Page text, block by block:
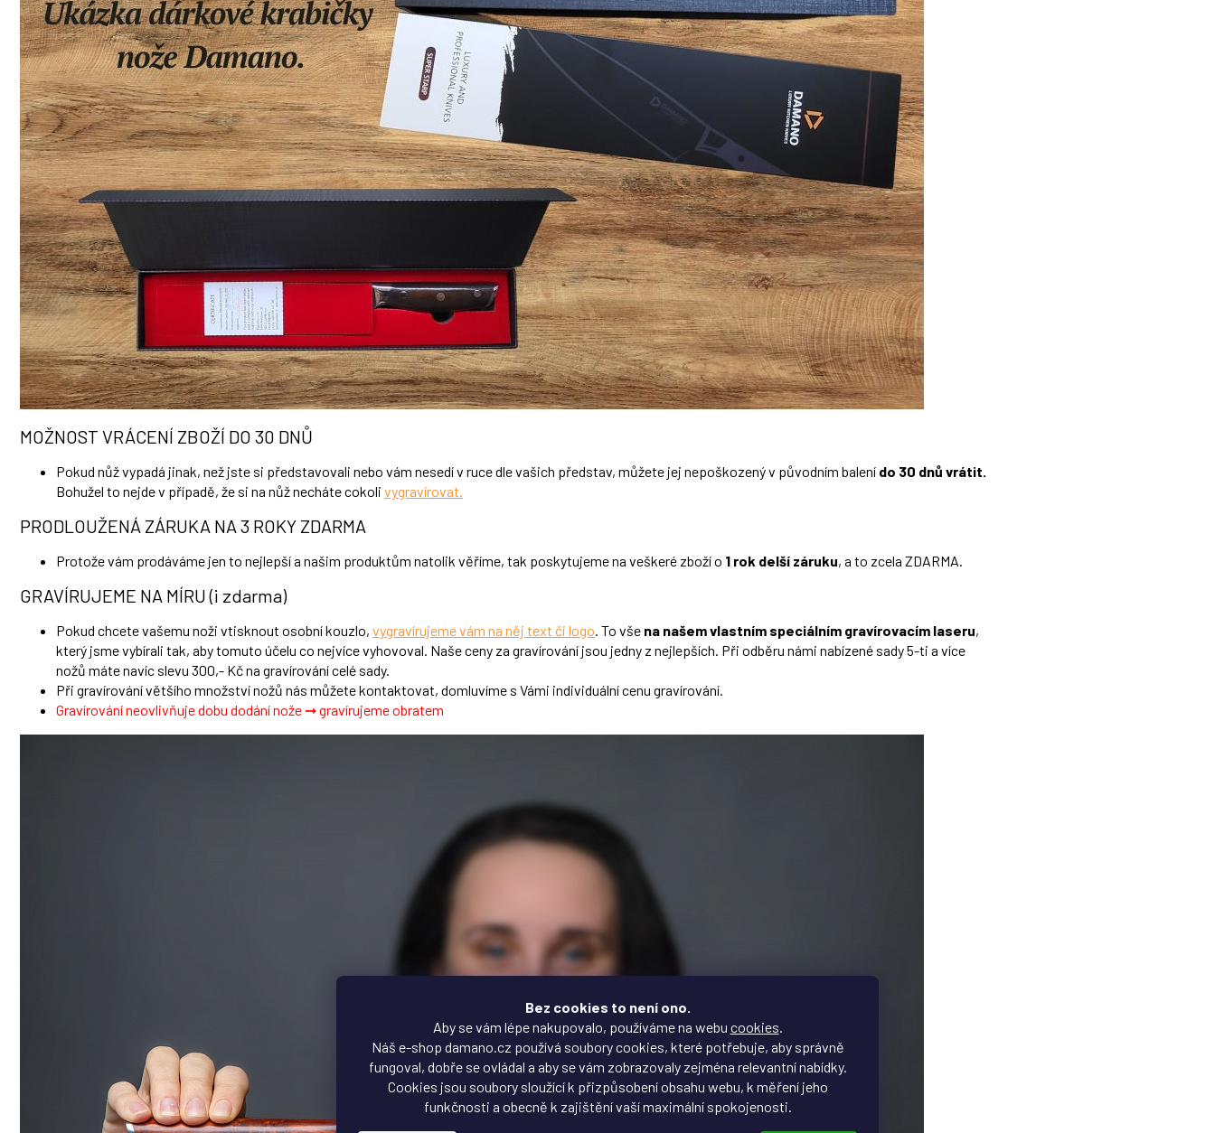
Bez cookies to není ono.
Aby se vám lépe nakupovalo, používáme na webu cookies.
Náš e-shop damano.cz používá soubory cookies, které potřebuje, aby správně
fungoval, dobře se ovládal a aby se vám zobrazovaly zejména relevantní nabídky.
Cookies jsou soubory sloužící k přizpůsobení obsahu webu, k měření jeho
funkčnosti a obecně k zajištění vaší maximální spokojenosti.
MOŽNOST VRÁCENÍ ZBOŽÍ DO 30 DNŮ
Pokud nůž vypadá jinak, než jste si představovali nebo vám nesedí v ruce dle vašich představ, můžete jej nepoškozený v původním balení do 30 dnů vrátit.
Bohužel to nejde v případě, že si na nůž necháte cokoli vygravírovat.
PRODLOUŽENÁ ZÁRUKA NA 3 ROKY ZDARMA
Protože vám prodáváme jen to nejlepší a našim produktům natolik věříme, tak poskytujeme na veškeré zboží o 1 rok delší záruku, a to zcela ZDARMA.
GRAVÍRUJEME NA MÍRU (i zdarma)
Pokud chcete vašemu noži vtisknout osobní kouzlo, vygravírujeme vám na něj text či logo. To vše na našem vlastním speciálním gravírovacím laseru,
který jsme vybírali tak, aby tomuto účelu co nejvíce vyhovoval. Naše ceny za gravírování jsou jedny z nejlepších. Při odběru námi nabízené sady 5-ti a více
nožů máte navíc slevu 300,- Kč na gravírování celé sady.
Při gravírování většího množství nožů nás můžete kontaktovat, domluvíme s Vámi individuální cenu gravírování.
Gravírování neovlivňuje dobu dodání nože ➞ gravírujeme obratem